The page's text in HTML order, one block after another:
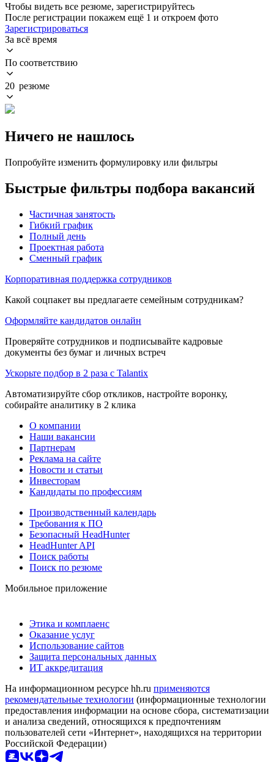
Чтобы видеть все резюме, зарегистрируйтесь
После регистрации покажем ещё 1 и откроем фото
Зарегистрироваться
За всё время
По соответствию
20 резюме
Ничего не нашлось
Попробуйте изменить формулировку или фильтры
Быстрые фильтры подбора вакансий
Частичная занятость
Гибкий график
Полный день
Проектная работа
Сменный график
Корпоративная поддержка сотрудников
Какой соцпакет вы предлагаете семейным сотрудникам?
Оформляйте кандидатов онлайн
Проверяйте сотрудников и подписывайте кадровые
документы без бумаг и личных встреч
Ускорьте подбор в 2 раза с Talantix
Автоматизируйте сбор откликов, настройте воронку,
собирайте аналитику в 2 клика
О компании
Наши вакансии
Партнерам
Реклама на сайте
Новости и статьи
Инвесторам
Кандидаты по профессиям
Производственный календарь
Требования к ПО
Безопасный HeadHunter
HeadHunter API
Поиск работы
Поиск по резюме
Мобильное приложение
Этика и комплаенс
Оказание услуг
Использование сайтов
Защита персональных данных
ИТ аккредитация
На информационном ресурсе hh.ru применяются
рекомендательные технологии (информационные технологии
предоставления информации на основе сбора, систематизации
и анализа сведений, относящихся к предпочтениям
пользователей сети «Интернет», находящихся на территории
Российской Федерации)